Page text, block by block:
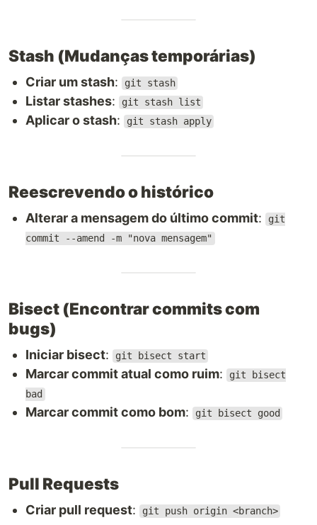
Stash (Mudanças temporárias)
Criar um stash: git stash
Listar stashes: git stash list
Aplicar o stash: git stash apply
Reescrevendo o histórico
Alterar a mensagem do último commit:
git
commit --amend -m "nova mensagem"
Bisect (Encontrar commits com
bugs)
Iniciar bisect: git bisect start
Marcar commit atual como ruim:
git bisect
bad
Marcar commit como bom: git bisect good
Pull Requests
Criar pull request: git push origin <branch>